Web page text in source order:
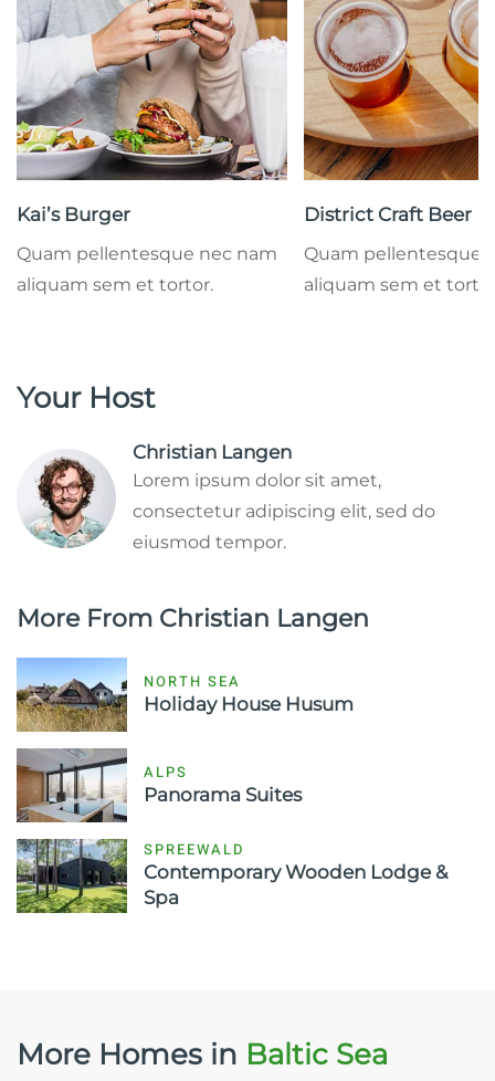
Kai’s Burger
Quam pellentesque nec nam
aliquam sem et tortor.
District Craft Beer
Quam pellentesque
aliquam sem et
Your Host
Christian Langen
Lorem ipsum dolor sit amet,
consectetur adipiscing elit, sed do
eiusmod tempor.
More From Christian Langen
NORTH SEA
Holiday House Husum
ALPS
Panorama Suites
SPREEWALD
Contemporary Wooden Lodge &
Spa
More Homes in Baltic Sea